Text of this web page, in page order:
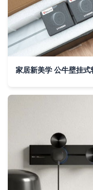
家居新美学 公牛壁挂